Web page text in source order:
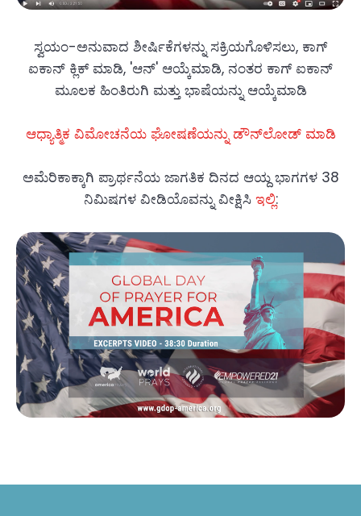
ಸ್ವಯಂ-ಅನುವಾದ ಶೀರ್ಷಿಕೆಗಳನ್ನು ಸಕ್ರಿಯಗೊಳಿಸಲು, ಕಾಗ್
ಐಕಾನ್ ಕ್ಲಿಕ್ ಮಾಡಿ, 'ಆನ್' ಆಯ್ಕೆಮಾಡಿ, ನಂತರ ಕಾಗ್ ಐಕಾನ್
ಮೂಲಕ ಹಿಂತಿರುಗಿ ಮತ್ತು ಭಾಷೆಯನ್ನು ಆಯ್ಕೆಮಾಡಿ
ಆಧ್ಯಾತ್ಮಿಕ ವಿಮೋಚನೆಯ ಘೋಷಣೆಯನ್ನು ಡೌನ್‌ಲೋಡ್ ಮಾಡಿ
ಅಮೆರಿಕಾಕ್ಕಾಗಿ ಪ್ರಾರ್ಥನೆಯ ಜಾಗತಿಕ ದಿನದ ಆಯ್ದ ಭಾಗಗಳ 38
ನಿಮಿಷಗಳ ವೀಡಿಯೊವನ್ನು ವೀಕ್ಷಿಸಿ ಇಲ್ಲಿ: